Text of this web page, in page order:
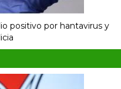
positivo por hantavirus y